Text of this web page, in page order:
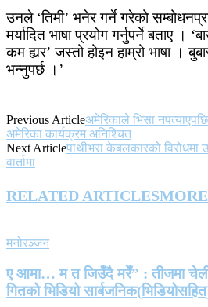
उनले ‘तिमी’ भनेर गर्ने गरेको
मर्यादित भाषा प्रयोग गर्नुपर्ने बताए ।
कम ह्यर’ जस्तो होइन हाम्रो भाषा ।
भन्नुपर्छ ।’
Previous Articleअमेरिकाले भिसा
अमेरिका कार्यक्रम अनिश्चित
Next Articleपाथीभरा केबलकारको विरोधमा
वार्तामा
RELATED ARTICLES
मनोरञ्जन
ए आमा… म त जिउँदै मरेँ” : तीजमा
गितको भिडियो